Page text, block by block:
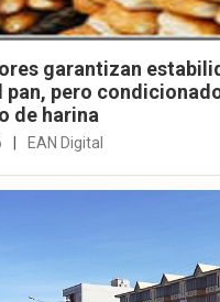
garantizan
pan, pero
de harina
EAN Digital